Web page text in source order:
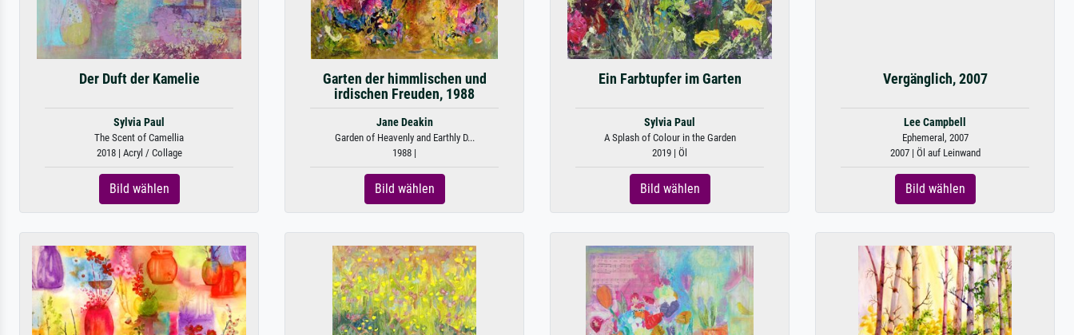
Der Duft der Kamelie
Sylvia Paul
The Scent of Camellia
2018 | Acryl / Collage
Bild wählen
Garten der himmlischen und
irdischen Freuden, 1988
Jane Deakin
Garden of Heavenly and Earthly D...
1988 |
Bild wählen
Ein Farbtupfer im Garten
Sylvia Paul
A Splash of Colour in the Garden
2019 | Öl
Bild wählen
Vergänglich, 2007
Lee Campbell
Ephemeral, 2007
2007 | Öl auf Leinwand
Bild wählen